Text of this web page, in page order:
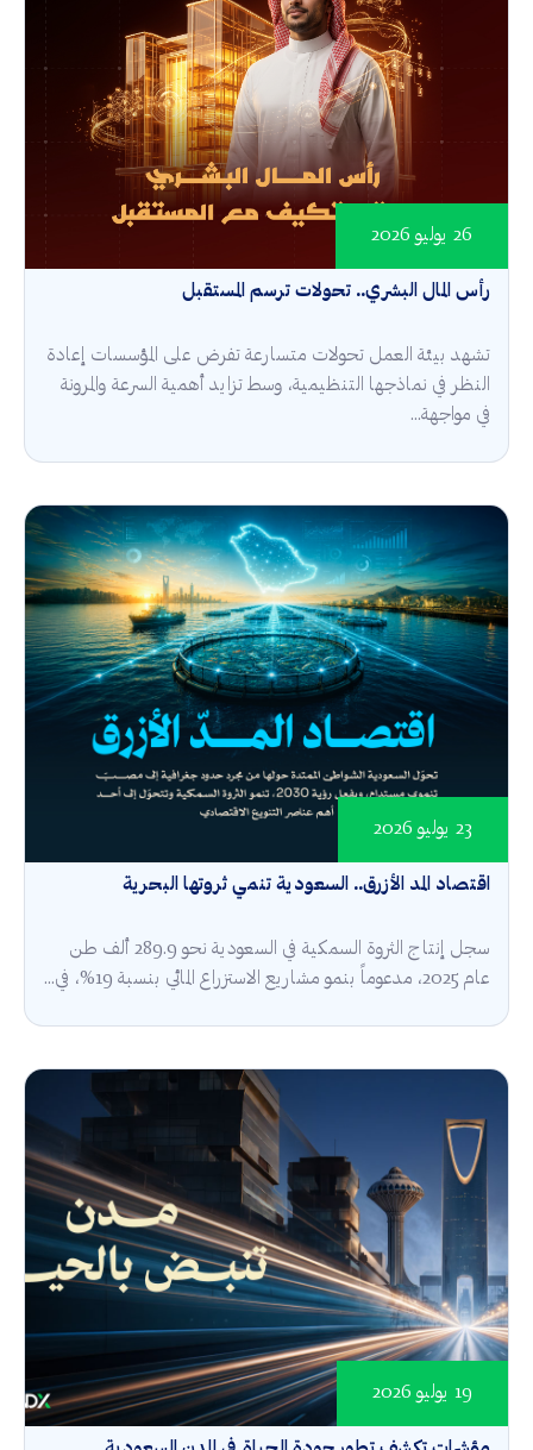
رأس المال البشري.. تحولات ترسم المستقبل
26 يوليو 2026
تشهد بيئة العمل تحولات متسارعة تفرض على المؤسسات إعادة
النظر في نماذجها التنظيمية، وسط تزايد أهمية السرعة والمرونة
في مواجهة...
اقتصاد المد الأزرق.. السعودية تنمي ثروتها البحرية
23 يوليو 2026
سجل إنتاج الثروة السمكية في السعودية نحو 289.9 ألف طن
عام 2025، مدعوماً بنمو مشاريع الاستزراع المائي بنسبة 19%، في...
19 يوليو 2026